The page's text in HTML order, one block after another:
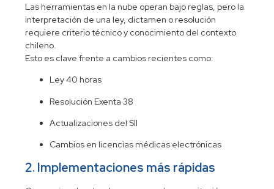
Las herramientas en la nube operan bajo reglas, pero la
interpretación de una ley, dictamen o resolución
requiere criterio técnico y conocimiento del contexto
chileno.
Esto es clave frente a cambios recientes como:
Ley 40 horas
Resolución Exenta 38
Actualizaciones del SII
Cambios en licencias médicas electrónicas
2. Implementaciones más rápidas